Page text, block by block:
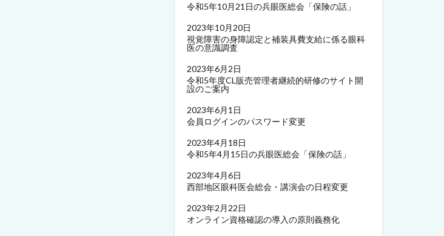
令和5年10月21日の兵眼医総会「保険の話」
2023年10月20日
視覚障害の身障認定と補装具費支給に係る眼科
医の意識調査
2023年6月2日
令和5年度CL販売管理者継続的研修のサイト開
設のご案内
2023年6月1日
会員ログインのパスワード変更
2023年4月18日
令和5年4月15日の兵眼医総会「保険の話」
2023年4月6日
西部地区眼科医会総会・講演会の日程変更
2023年2月22日
オンライン資格確認の導入の原則義務化